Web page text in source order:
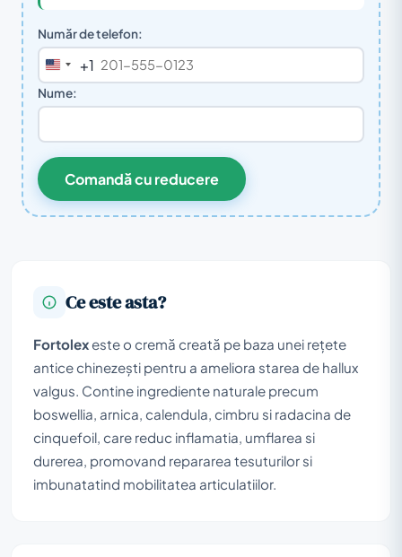
Număr de telefon:
United
States
+1
Nume:
Comandă cu reducere
Ce este asta?
Fortolexeste o cremă creată pe baza unei rețete
antice chinezești pentru a ameliora starea de hallux
valgus. Contine ingrediente naturale precum
boswellia, arnica, calendula, cimbru si radacina de
cinquefoil, care reduc inflamatia, umflarea si
durerea, promovand repararea tesuturilor si
imbunatatind mobilitatea articulatiilor.